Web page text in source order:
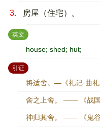
3. 房屋（住宅）。
英文 ：
house; shed; hut;
引证：
将适舍。—《礼记·曲
舍之上舍。 —— 《战国
神归其舍。 —— 《鬼谷